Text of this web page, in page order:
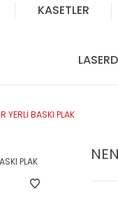
KASETLER
BASKI PLAK